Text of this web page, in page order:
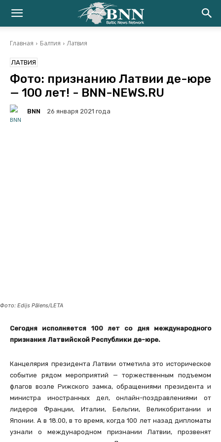
Главная Балтия Латвия
ЛАТВИЯ
Фото: признанию Латвии де-юре
— 100 лет! - BNN-NEWS.RU
BNN 26 января 2021 года
Фото: Edijs Pālens/LETA
Сегодня исполняется 100 лет со дня международного
признания Латвийской Республики де-юре.
Канцелярия президента Латвии отметила это историческое
событие рядом мероприятий — торжественным подъемом
флагов возле Рижского замка, обращениями президента и
министра иностранных дел, онлайн-поздравлениями от
лидеров Франции, Италии, Бельгии, Великобритании и
Японии. А в 18.00, в то время, когда 100 лет назад дипломаты
узнали о международном признании Латвии, прозвенят